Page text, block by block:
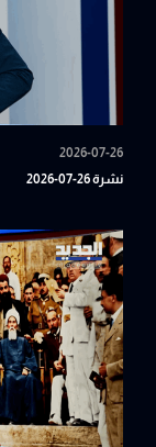
2026-07-26
نشرة 26-07-2026